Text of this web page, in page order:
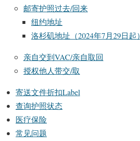
邮寄护照过去/回来
纽约地址
洛杉矶地址（2024年7月29日起）
亲自交到VAC/亲自取回
授权他人带交/取
寄送文件折扣Label
查询护照状态
医疗保险
常见问题